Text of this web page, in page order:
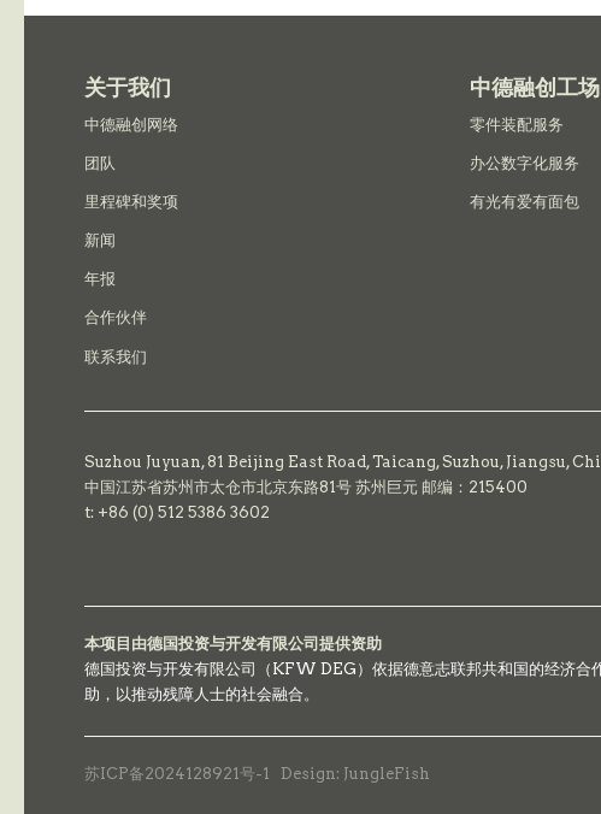
关于我们
中德融创网络
团队
里程碑和奖项
新闻
年报
合作伙伴
联系我们
中德融创工场
零件装配服务
办公数字化服务
有光有爱有面包
Suzhou Juyuan, 81 Beijing East Road,Taicang,Suzhou, Jiangsu,
中国江苏省苏州市太仓市北京东路81号 苏州巨元 邮编：215400
t: +86 (0) 512 5386 3602
本项目由德国投资与开发有限公司提供资助
德国投资与开发有限公司（KFW DEG）依据德意志联邦共和国的经济合
助，以推动残障人士的社会融合。
苏ICP备2024128921号-1 Design: JungleFish